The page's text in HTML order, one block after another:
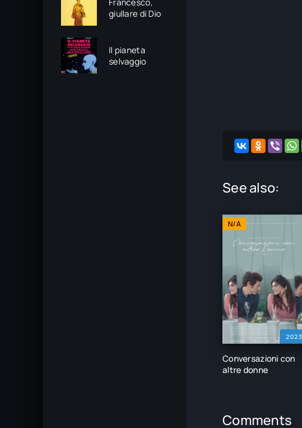
giullare di Dio
Il pianeta
selvaggio
See also:
2023
N/A
Conversazioni con
altre donne
Comments